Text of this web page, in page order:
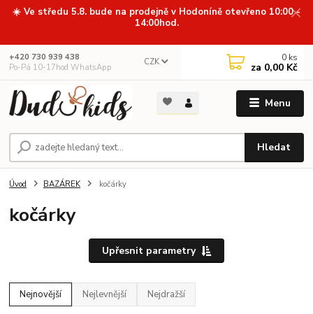
☀️ Ve středu 5.8. bude na prodejně v Hodoníně otevřeno 10:00 -
14:00hod.
Menu
CZK
Hledat
+420 730 939 438
Po-Pá 10-17hod WhatsApp
0 ks
za 0,00 Kč
Úvod BAZÁREK kočárky
kočárky
Upřesnit parametry
Nejnovější Nejlevnější Nejdražší